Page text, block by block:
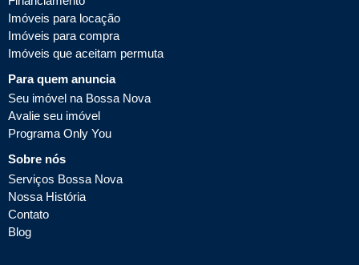
Imóveis para locação
Imóveis para compra
Imóveis que aceitam permuta
Para quem anuncia
Seu imóvel na Bossa Nova
Avalie seu imóvel
Programa Only You
Sobre nós
Serviços Bossa Nova
Nossa História
Contato
Blog